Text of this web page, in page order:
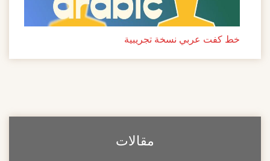
خط كفت عربي نسخة تجريبية
مقالات